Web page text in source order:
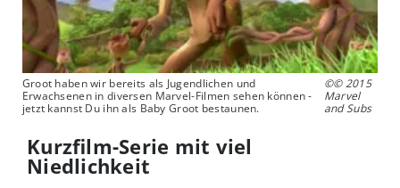
Groot haben wir bereits als Jugendlichen und
Erwachsenen in diversen Marvel-Filmen sehen können -
jetzt kannst Du ihn als Baby Groot bestaunen.
©© 2015
Marvel
and Subs
Kurzfilm-Serie mit viel
Niedlichkeit